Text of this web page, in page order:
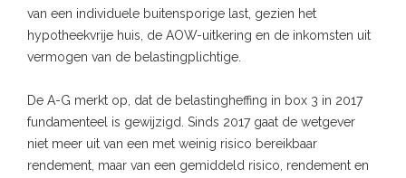
van een individuele buitensporige last, gezien het
hypotheekvrije huis, de AOW-uitkering en de inkomsten uit
vermogen van de belastingplichtige.
De A-G merkt op, dat de belastingheffing in box 3 in 2017
fundamenteel is gewijzigd. Sinds 2017 gaat de wetgever
niet meer uit van een met weinig risico bereikbaar
rendement, maar van een gemiddeld risico, rendement en